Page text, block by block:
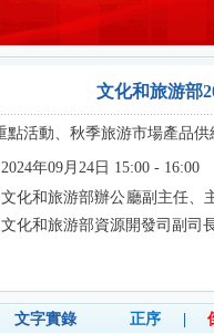
文化和旅游部
點活動、秋季旅游市場產品供
2024年09月24日 15:00 - 16:00
文化和旅游部辦公廳副主任、
文化和旅游部資源開發司副司
文字實錄 正序